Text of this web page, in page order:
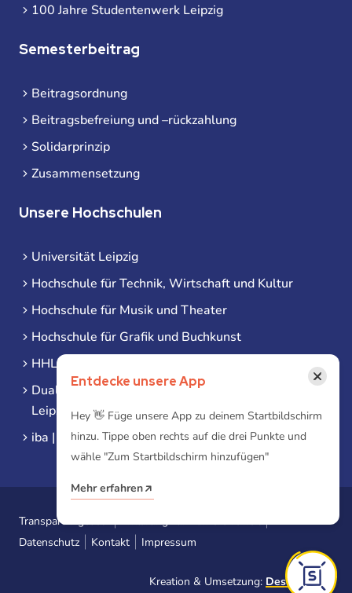
100 Jahre Studentenwerk Leipzig
Semesterbeitrag
Beitragsordnung
Beitragsbefreiung und –rückzahlung
Solidarprinzip
Zusammensetzung
Unsere Hochschulen
Universität Leipzig
Hochschule für Technik, Wirtschaft und Kultur
Hochschule für Musik und Theater
Hochschule für Grafik und Buchkunst
HHL Leipzig
Duale Hochschule Sachsen (DHSN) am Standort
Leipzig
iba | Campus Leipzig
Transparenzgesetz
Erklärung zur Barrierefreiheit
Datenschutz
Kontakt Impressum
Kreation & Umsetzung: Designtoasty
Entdecke unsere App ×
Hey 👋 Füge unsere App zu deinem Startbildschirm
hinzu. Tippe oben rechts auf die drei Punkte und
wähle "Zum Startbildschirm hinzufügen"
Mehr erfahren